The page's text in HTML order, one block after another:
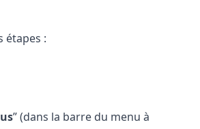
étapes :
” (dans la barre du menu à